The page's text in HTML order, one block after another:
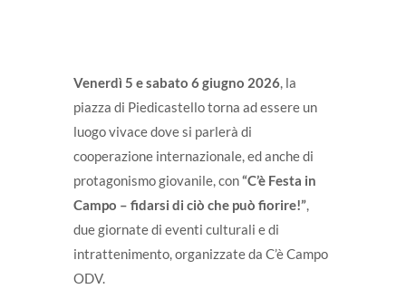
Venerdì 5 e sabato 6 giugno 2026, la
piazza di Piedicastello torna ad essere un
luogo vivace dove si parlerà di
cooperazione internazionale, ed anche di
protagonismo giovanile, con“C’è Festa in
Campo – fidarsi di ciò che può fiorire!”,
due giornate di eventi culturali e di
intrattenimento, organizzate da C’è Campo
ODV.